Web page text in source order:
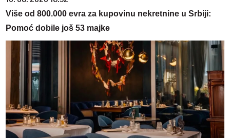
Više od 800.000 evra za kupovinu nekretnine u Srbiji:
Pomoć dobile još 53 majke